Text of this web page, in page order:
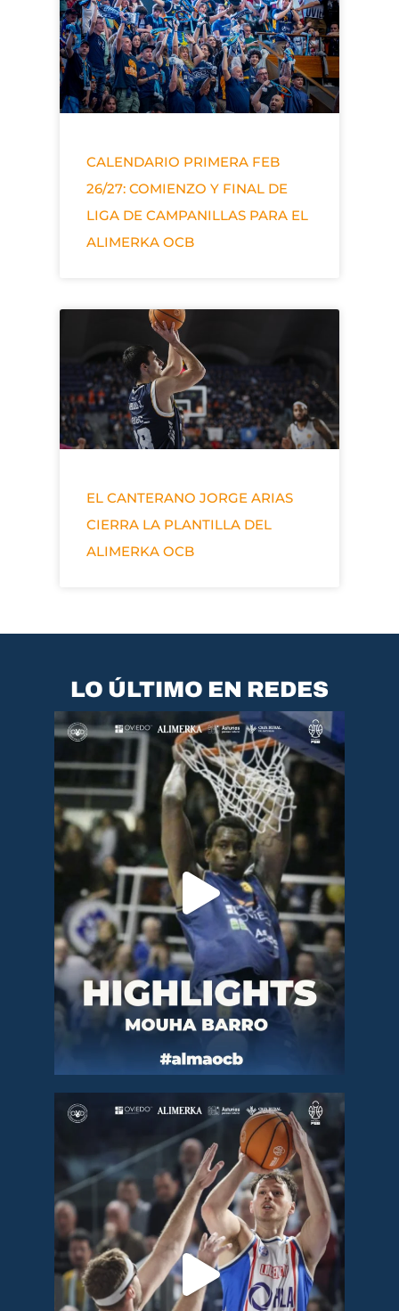
CALENDARIO PRIMERA FEB
26/27: COMIENZO Y FINAL DE
LIGA DE CAMPANILLAS PARA EL
ALIMERKA OCB
EL CANTERANO JORGE ARIAS
CIERRA LA PLANTILLA DEL
ALIMERKA OCB
LO ÚLTIMO EN REDES